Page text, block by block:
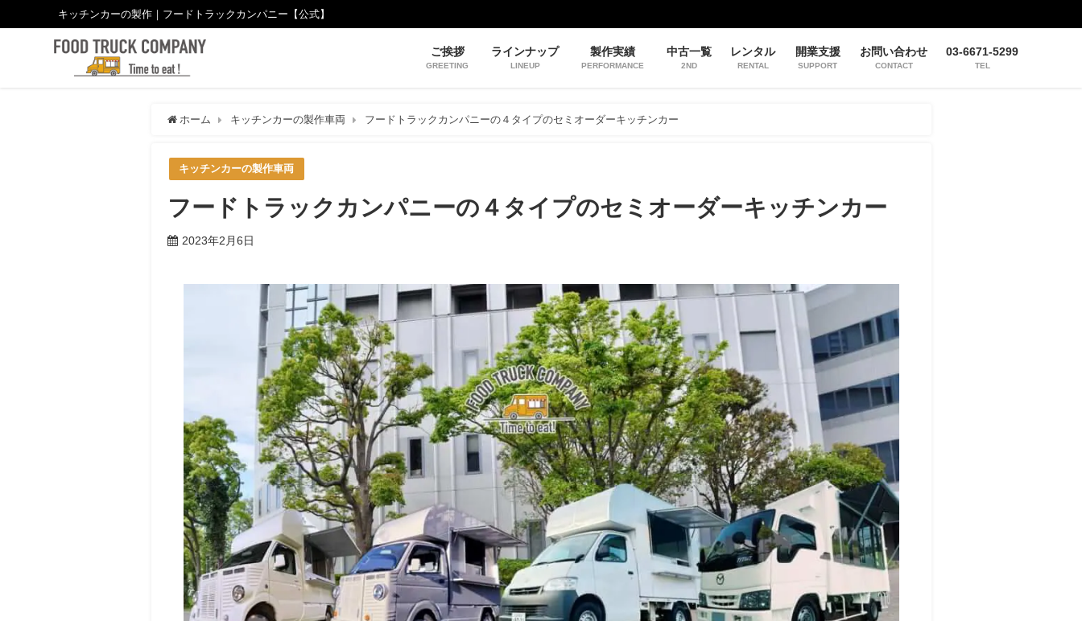
キッチンカーの製作｜フードトラックカンパニー【公式】
ご挨拶
GREETING
ラインナップ
LINEUP
製作実績
PERFORMANCE
中古一覧
2ND
レンタル
RENTAL
開業支援
SUPPORT
お問い合わせ
CONTACT
03-6671-5299
TEL
ホーム キッチンカーの製作車両 フードトラックカンパニーの４タイプのセミオーダーキッチンカー
キッチンカーの製作車両
フードトラックカンパニーの４タイプのセミオーダーキッチンカー
2023年2月6日